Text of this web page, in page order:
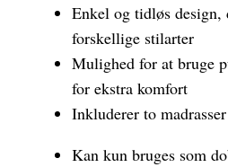
Enkel og tidløs design,
forskellige stilarter
Mulighed for at bruge
for ekstra komfort
Inkluderer to
Kan kun bruges som